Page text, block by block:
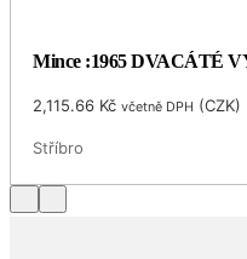
Mince :1965 DVACÁTÉ
2,115.66 Kč včetně DPH (CZK)
Stříbro